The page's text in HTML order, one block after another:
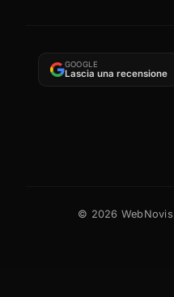
GOOGLE
Lascia una recensione
© 2026